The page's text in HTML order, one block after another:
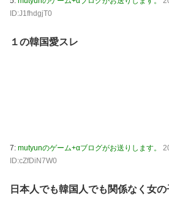
ID:J1fhdgjT0
１の韓国愛スレ
7: mutyunのゲーム+αブログがお送りします。
ID:cZfDiN7W0
日本人でも韓国人でも関係なく女